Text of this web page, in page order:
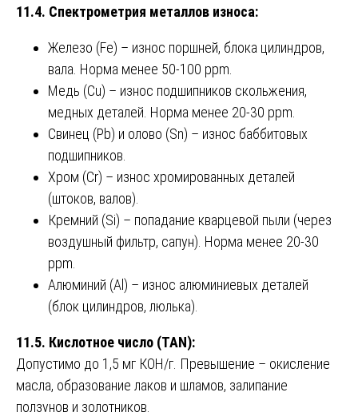
11.4. Спектрометрия металлов износа:
Железо (Fe) – износ поршней, блока цилиндров,
вала. Норма менее 50-100 ppm.
Медь (Cu) – износ подшипников скольжения,
медных деталей. Норма менее 20-30 ppm.
Свинец (Pb) и олово (Sn) – износ баббитовых
подшипников.
Хром (Cr) – износ хромированных деталей
(штоков, валов).
Кремний (Si) – попадание кварцевой пыли (через
воздушный фильтр, сапун). Норма менее 20-30
ppm.
Алюминий (Al) – износ алюминиевых деталей
(блок цилиндров, люлька).
11.5. Кислотное число (TAN):
Допустимо до 1,5 мг КОН/г. Превышение – окисление
масла, образование лаков и шламов, залипание
ползунов и золотников.